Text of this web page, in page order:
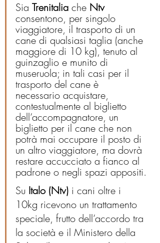
Sia Trenitalia che Ntv
consentono, per singolo
viaggiatore, il trasporto di un
cane di qualsiasi taglia (anche
maggiore di 10 kg), tenuto al
guinzaglio e munito di
museruola; in tali casi per il
trasporto del cane è
necessario acquistare,
contestualmente al biglietto
dell’accompagnatore, un
biglietto per il cane che non
potrà mai occupare il posto di
un altro viaggiatore, ma dovrà
restare accucciato a fianco al
padrone o negli spazi appositi.
Su Italo (Ntv) i cani oltre i
10kg ricevono un trattamento
speciale, frutto dell’accordo tra
la società e il Ministero della